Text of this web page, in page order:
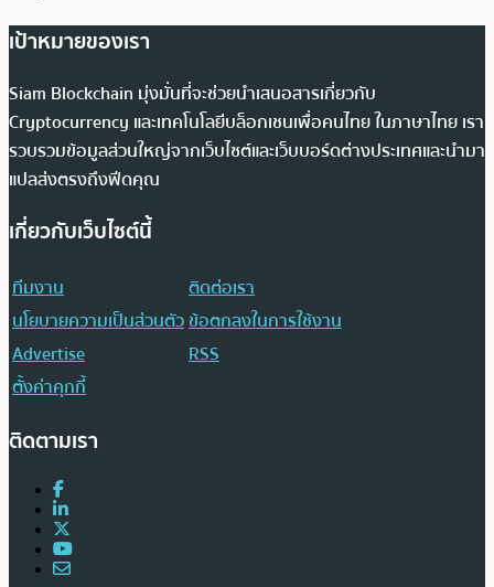
เป้าหมายของเรา
Siam Blockchain มุ่งมั่นที่จะช่วยนำเสนอสารเกี่ยวกับ
Cryptocurrency และเทคโนโลยีบล็อกเชนเพื่อคนไทย ในภาษาไทย เรา
รวบรวมข้อมูลส่วนใหญ่จากเว็บไซต์และเว็บบอร์ดต่างประเทศและนำมา
แปลส่งตรงถึงฟีดคุณ
เกี่ยวกับเว็บไซต์นี้
ทีมงาน
ติดต่อเรา
นโยบายความเป็นส่วนตัวข้อตกลงในการใช้งาน
Advertise
RSS
ตั้งค่าคุกกี้
ติดตามเรา